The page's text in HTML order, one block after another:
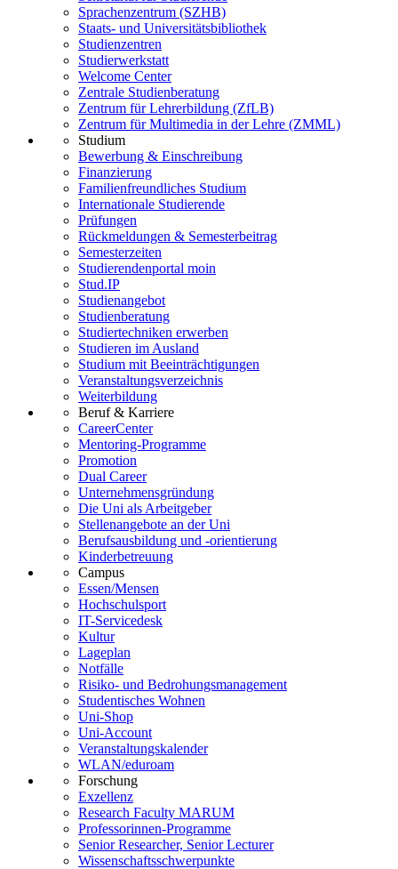
Sprachenzentrum (SZHB)
Staats- und Universitätsbibliothek
Studienzentren
Studierwerkstatt
Welcome Center
Zentrale Studienberatung
Zentrum für Lehrerbildung (ZfLB)
Zentrum für Multimedia in der Lehre (ZMML)
Studium
Bewerbung & Einschreibung
Finanzierung
Familienfreundliches Studium
Internationale Studierende
Prüfungen
Rückmeldungen & Semesterbeitrag
Semesterzeiten
Studierendenportal moin
Stud.IP
Studienangebot
Studienberatung
Studiertechniken erwerben
Studieren im Ausland
Studium mit Beeinträchtigungen
Veranstaltungsverzeichnis
Weiterbildung
Beruf & Karriere
CareerCenter
Mentoring-Programme
Promotion
Dual Career
Unternehmensgründung
Die Uni als Arbeitgeber
Stellenangebote an der Uni
Berufsausbildung und -orientierung
Kinderbetreuung
Campus
Essen/Mensen
Hochschulsport
IT-Servicedesk
Kultur
Lageplan
Notfälle
Risiko- und Bedrohungsmanagement
Studentisches Wohnen
Uni-Shop
Uni-Account
Veranstaltungskalender
WLAN/eduroam
Forschung
Exzellenz
Research Faculty MARUM
Professorinnen-Programme
Senior Researcher, Senior Lecturer
Wissenschaftsschwerpunkte